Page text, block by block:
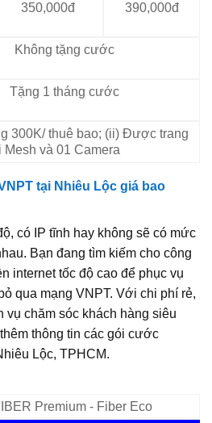
350,000đ 390,000đ
Không tặng cước
Tặng 1 tháng cước
300K/ thuê bao; (ii) Được trang
Mesh và 01 Camera
tại Nhiêu Lộc giá bao
có IP tĩnh hay không sẽ có mức
Bạn đang tìm kiếm cho công
internet tốc độ cao để phục vụ
qua mạng VNPT. Với chi phí rẻ,
vụ chăm sóc khách hàng siêu
thông tin các gói cước
Lộc, TPHCM.
Premium - Fiber Eco